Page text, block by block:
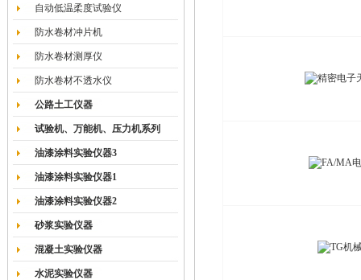
自动低温柔度试验仪
防水卷材冲片机
防水卷材测厚仪
防水卷材不透水仪
公路土工仪器
试验机、万能机、压力机系列
油漆涂料实验仪器3
油漆涂料实验仪器1
油漆涂料实验仪器2
砂浆实验仪器
混凝土实验仪器
水泥实验仪器